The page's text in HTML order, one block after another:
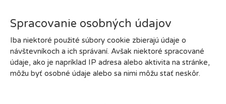
Spracovanie osobných údajov
Iba niektoré použité súbory cookie zbierajú údaje o
návštevníkoch a ich správaní. Avšak niektoré spracované
údaje, ako je napríklad IP adresa alebo aktivita na stránke,
môžu byť osobné údaje alebo sa nimi môžu stať neskôr.